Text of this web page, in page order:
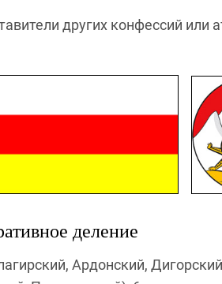
других конфессий или
деление
Ардонский,